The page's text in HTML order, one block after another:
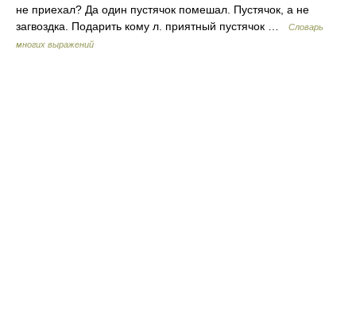
не приехал? Да один пустячок помешал. Пустячок, а не
загвоздка. Подарить кому л. приятный пустячок …
Словарь
многих выражений